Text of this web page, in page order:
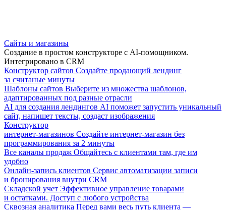
Сайты и магазины
Создание в простом конструкторе с AI-помощником.
Интегрировано в CRM
Конструктор сайтов Создайте продающий лендинг
за считаные минуты
Шаблоны сайтов Выберите из множества шаблонов,
адаптированных под разные отрасли
AI для создания лендингов AI поможет запустить уникальный
сайт, напишет тексты, создаст изображения
Конструктор
интернет-магазинов Создайте интернет-магазин без
программирования за 2 минуты
Все каналы продаж Общайтесь с клиентами там, где им
удобно
Онлайн-запись клиентов Сервис автоматизации записи
и бронирования внутри CRM
Складской учет Эффективное управление товарами
и остатками. Доступ с любого устройства
Сквозная аналитика Перед вами весь путь клиента —